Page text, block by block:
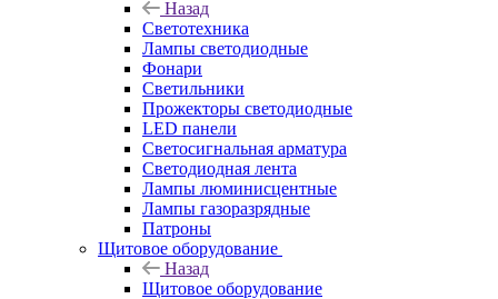
Назад
Светотехника
Лампы светодиодные
Фонари
Светильники
Прожекторы светодиодные
LED панели
Светосигнальная арматура
Светодиодная лента
Лампы люминисцентные
Лампы газоразрядные
Патроны
Щитовое оборудование
Назад
Щитовое оборудование